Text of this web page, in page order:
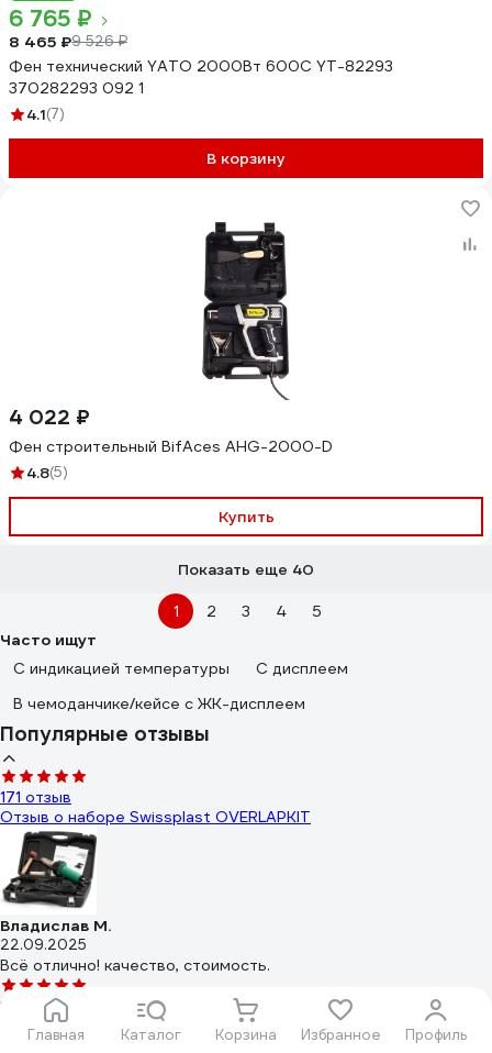
Главная Каталог Корзина Избранное Профиль
6 765 ₽
8 465 ₽9 526 ₽
Фен технический YATO 2000Вт 600C YT-82293
370282293 092 1
4.1(7)
В корзину
4 022 ₽
Фен строительный BifAces AHG-2000-D
4.8(5)
Купить
Показать еще 40
1 2 3 4
5
Часто ищут
С индикацией температуры
С дисплеем
В чемоданчике/кейсе с ЖК-дисплеем
Популярные отзывы
171 отзыв
Отзыв о наборе Swissplast OVERLAPKIT
Владислав М.
22.09.2025
Всё отлично! качество, стоимость.
11 отзывов
Отзыв о пистолете Makita LXT